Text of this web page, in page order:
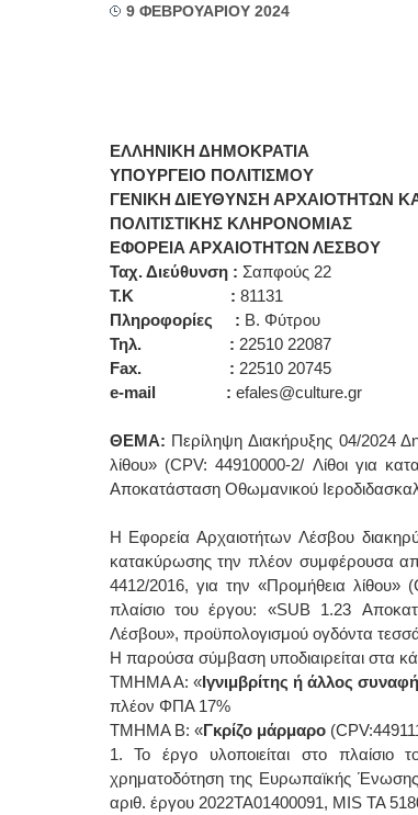
9 ΦΕΒΡΟΥΑΡΙΟΥ 2024
ΕΛΛΗΝΙΚΗ ΔΗΜΟΚΡΑΤΙΑ
ΥΠΟΥΡΓΕΙΟ ΠΟΛΙΤΙΣΜΟΥ
ΓΕΝΙΚΗ ΔΙΕΥΘΥΝΣΗ ΑΡΧΑΙΟΤΗΤΩΝ
ΠΟΛΙΤΙΣΤΙΚΗΣ ΚΛΗΡΟΝΟΜΙΑΣ
ΕΦΟΡΕΙΑ ΑΡΧΑΙΟΤΗΤΩΝ ΛΕΣΒΟΥ
Ταχ. Διεύθυνση : Σαπφούς 22
Τ.Κ : 81131
Πληροφορίες : Β. Φύτρου
Τηλ. : 22510 22087
Fax. : 22510 20745
e-mail : efales@culture.gr
ΘΕΜΑ: Περίληψη Διακήρυξης 04/2024
λίθου» (CPV: 44910000-2/ Λίθοι για
Αποκατάσταση Οθωμανικού
Η Εφορεία Αρχαιοτήτων Λέσβου
κατακύρωσης την πλέον συμφέρουσα
4412/2016, για την «Προμήθεια λίθου»
πλαίσιο του έργου: «SUB 1.23
Λέσβου», προϋπολογισμού ογδόντα
Η παρούσα σύμβαση υποδιαιρείται στα
ΤΜΗΜΑ Α: «Ιγνιμβρίτης ή άλλος
πλέον ΦΠΑ 17%
ΤΜΗΜΑ Β: «Γκρίζο μάρμαρο
1. Το έργο υλοποιείται στο πλαίσιο
χρηματοδότηση της Ευρωπαϊκής
αριθ. έργου 2022ΤΑ01400091, MIS ΤΑ